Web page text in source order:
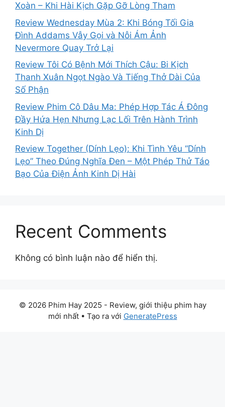
Xoàn – Khi Hài Kịch Gặp Gỡ Lòng Tham
Review Wednesday Mùa 2: Khi Bóng Tối Gia
Đình Addams Vẫy Gọi và Nỗi Ám Ảnh
Nevermore Quay Trở Lại
Review Tôi Có Bệnh Mới Thích Cậu: Bi Kịch
Thanh Xuân Ngọt Ngào Và Tiếng Thở Dài Của
Số Phận
Review Phim Cô Dâu Ma: Phép Hợp Tác Á Đông
Đầy Hứa Hẹn Nhưng Lạc Lối Trên Hành Trình
Kinh Dị
Review Together (Dính Lẹo): Khi Tình Yêu “Dính
Lẹo” Theo Đúng Nghĩa Đen – Một Phép Thử Táo
Bạo Của Điện Ảnh Kinh Dị Hài
Recent Comments
Không có bình luận nào để hiển thị.
© 2026 Phim Hay 2025 - Review, giới thiệu phim hay
mới nhất• Tạo ra với GeneratePress